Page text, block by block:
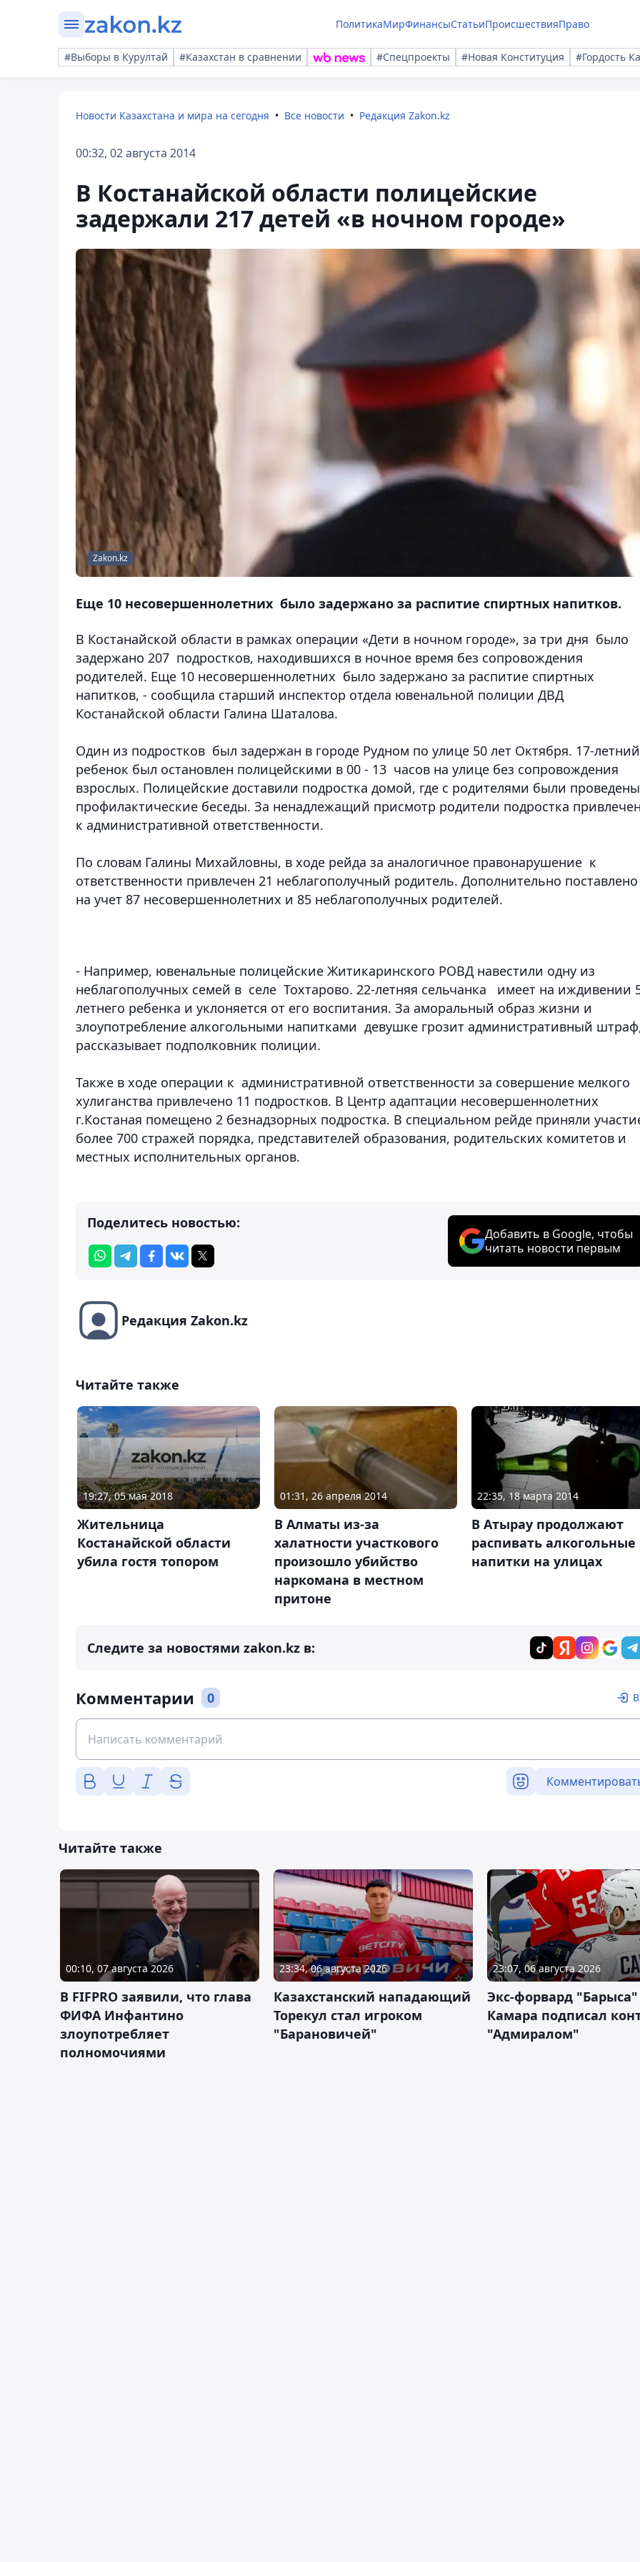
ПолитикаМирФинансыСтатьиПроисшествияПраво
#Выборы в Курултай #Казахстан в сравнении #Спецпроекты #Новая Конституция #Гордость
Новости Казахстана и мира на сегодня Все новости Редакция Zakon.kz
00:32, 02 августа 2014
В Костанайской области полицейские
задержали 217 детей «в ночном городе»
Zakon.kz
Еще 10 несовершеннолетних было задержано за распитие спиртных напитков.
В Костанайской области в рамках операции «Дети в ночном городе», за три дня было
задержано 207 подростков, находившихся в ночное время без сопровождения
родителей. Еще 10 несовершеннолетних было задержано за распитие спиртных
напитков, - сообщила старший инспектор отдела ювенальной полиции ДВД
Костанайской области Галина Шаталова.
Один из подростков был задержан в городе Рудном по улице 50 лет Октября. 17-летний
ребенок был остановлен полицейскими в 00 - 13 часов на улице без сопровождения
взрослых. Полицейские доставили подростка домой, где с родителями были проведены
профилактические беседы. За ненадлежащий присмотр родители подростка
к административной ответственности.
По словам Галины Михайловны, в ходе рейда за аналогичное правонарушение к
ответственности привлечен 21 неблагополучный родитель. Дополнительно поставлено
на учет 87 несовершеннолетних и 85 неблагополучных родителей.
- Например, ювенальные полицейские Житикаринского РОВД навестили одну из
неблагополучных семей в селе Тохтарово. 22-летняя сельчанка имеет на иждивении
летнего ребенка и уклоняется от его воспитания. За аморальный образ жизни и
злоупотребление алкогольными напитками девушке грозит административный
рассказывает подполковник полиции.
Также в ходе операции к административной ответственности за совершение мелкого
хулиганства привлечено 11 подростков. В Центр адаптации несовершеннолетних
г.Костаная помещено 2 безнадзорных подростка. В специальном рейде приняли
более 700 стражей порядка, представителей образования, родительских комитетов и
местных исполнительных органов.
Поделитесь новостью:
Добавить в Google, чтобы
читать новости первым
Редакция Zakon.kz
Читайте также
19:27, 05 мая 2018
Жительница
Костанайской области
убила гостя топором
01:31, 26 апреля 2014
В Алматы из-за
халатности участкового
произошло убийство
наркомана в местном
притоне
22:35, 18 марта 2014
В Атырау продолжают
распивать алкогольные
напитки на улицах
Следите за новостями zakon.kz в:
Комментарии 0
Читайте также
00:10, 07 августа 2026
В FIFPRO заявили, что глава
ФИФА Инфантино
злоупотребляет
полномочиями
23:34, 06 августа 2026
Казахстанский нападающий
Торекул стал игроком
"Барановичей"
23:07, 06 августа 2026
Экс-форвард "Барыса"
Камара подписал
"Адмиралом"